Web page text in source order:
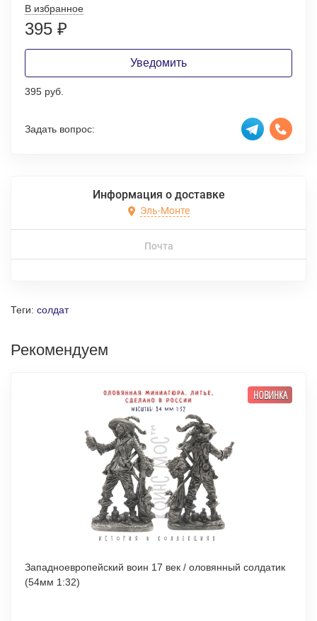
В избранное
395 ₽
Уведомить
395 руб.
Задать вопрос:
Информация о доставке
Эль-Монте
Почта
Теги: солдат
Рекомендуем
НОВИНКА
Западноевропейский воин 17 век / оловянный солдатик
(54мм 1:32)